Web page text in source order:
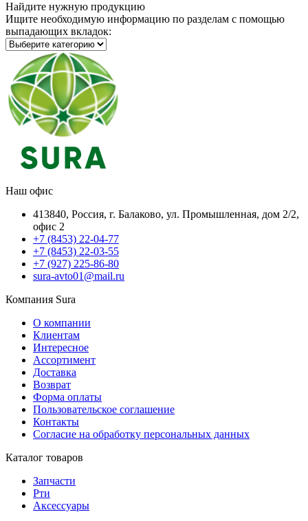
Найдите нужную продукцию
Ищите необходимую информацию по разделам с помощью
выпадающих вкладок:
Наш офис
413840, Россия, г. Балаково, ул. Промышленная, дом 2/2,
офис 2
+7 (8453) 22-04-77
+7 (8453) 22-03-55
+7 (927) 225-86-80
sura-avto01@mail.ru
Компания Sura
О компании
Клиентам
Интересное
Ассортимент
Доставка
Возврат
Форма оплаты
Пользовательское соглашение
Контакты
Согласие на обработку персональных данных
Каталог товаров
Запчасти
Рти
Аксессуары